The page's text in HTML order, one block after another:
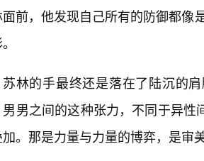
前，他发现自己所有的防御都像
苏林的手最终还是落在了陆沉的
男男之间的这种张力，不同于异
。那是力量与力量的博弈，是审